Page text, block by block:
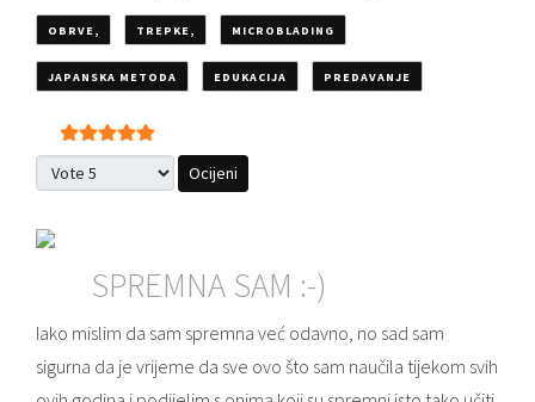
OBRVE, TREPKE, MICROBLADING
JAPANSKA METODA EDUKACIJA PREDAVANJE
Korisnička ocjena:
Molimo ocijenite
SPREMNA SAM :-)
Iako mislim da sam spremna već odavno, no sad sam
sigurna da je vrijeme da sve ovo što sam naučila tijekom svih